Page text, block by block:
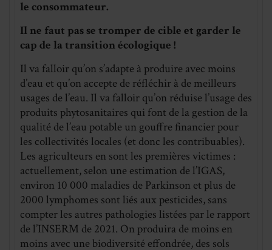
le consommateur.
Il ne faut pas se tromper de cible et garder le
cap de la transition écologique !
Il va falloir qu’on s’adapte à produire avec moins
d’eau et qu’on accepte de réfléchir à de meilleurs
usages de l’eau. Il va falloir qu’on réduise l’usage des
produits phytosanitaires qui font de la gestion de la
qualité de l’eau potable un gouffre financier pour
les collectivités locales (et donc les contribuables).
Les agriculteurs en sont les premières victimes :
actuellement, selon une estimation de l’IGAS,
environ 10 000 maladies de Parkinson et plus de
2000 lymphomes sont liés aux pesticides, sans
compter les autres pathologies listées par le rapport
de l’INSERM de 2021. On produira de moins en
moins avec une biodiversité effondrée, des sols